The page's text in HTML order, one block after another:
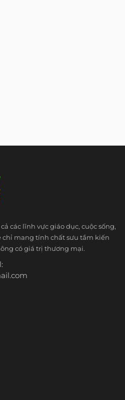
các lĩnh vực giáo dục, cuộc sống,
chỉ mang tính chất sưu tầm kiến
có giá trị thương mại.